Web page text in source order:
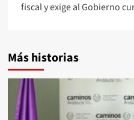
fiscal y exige al Gobierno
Más historias